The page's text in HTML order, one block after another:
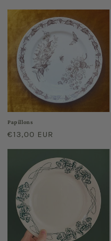
Papillons
Regular
€13,00 EUR